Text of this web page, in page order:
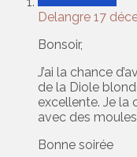
Delangre 17
Bonsoir,
J’ai la chance
de la Diole
excellente. Je la
avec des
Bonne soirée